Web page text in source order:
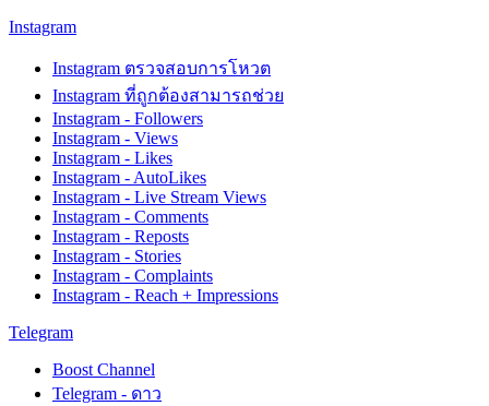
Instagram
Instagram ตรวจสอบการโหวต
Instagram ที่ถูกต้องสามารถช่วย
Instagram - Followers
Instagram - Views
Instagram - Likes
Instagram - AutoLikes
Instagram - Live Stream Views
Instagram - Comments
Instagram - Reposts
Instagram - Stories
Instagram - Complaints
Instagram - Reach + Impressions
Telegram
Boost Channel
Telegram - ดาว